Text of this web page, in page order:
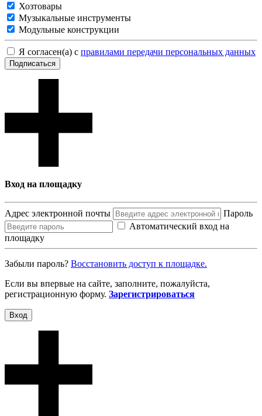
Хозтовары
Музыкальные инструменты
Модульные конструкции
Я согласен(а) с правилами передачи персональных данных
Подписаться
Вход на площадку
Адрес электронной почты
Пароль
Автоматический вход на
площадку
Забыли пароль? Восcтановить доступ к площадке.
Если вы впервые на сайте, заполните, пожалуйста,
регистрационную форму. Зарегистрироваться
Вход